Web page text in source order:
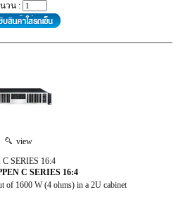
วน :
view
SERIES 16:4
C SERIES 16:4
of 1600 W (4 ohms) in a 2U cabinet